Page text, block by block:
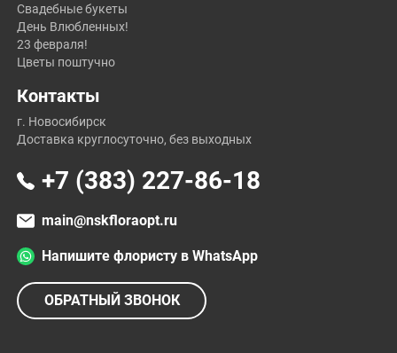
Свадебные букеты
День Влюбленных!
23 февраля!
Цветы поштучно
Контакты
г. Новосибирск
Доставка круглосуточно, без выходных
+7 (383) 227-86-18
main@nskfloraopt.ru
Напишите флористу в WhatsApp
ОБРАТНЫЙ ЗВОНОК